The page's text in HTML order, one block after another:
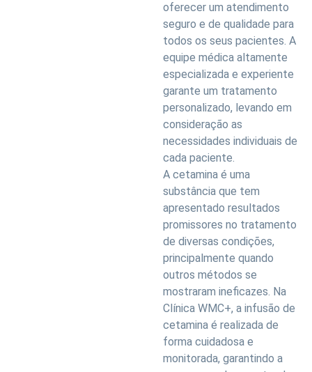
oferecer um atendimento
seguro e de qualidade para
todos os seus pacientes. A
equipe médica altamente
especializada e experiente
garante um tratamento
personalizado, levando em
consideração as
necessidades individuais de
cada paciente.
A cetamina é uma
substância que tem
apresentado resultados
promissores no tratamento
de diversas condições,
principalmente quando
outros métodos se
mostraram ineficazes. Na
Clínica WMC+, a infusão de
cetamina é realizada de
forma cuidadosa e
monitorada, garantindo a